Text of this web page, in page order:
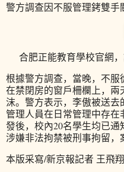
警方調查因不服管理銬雙
合肥正能教育學校官網
根據警方調查，當晚，不
在禁閉房的窗戶柵欄上，
沫。警方表示，李傲被送
管理人員在日常管理中存
發後，校內20名學生均已
涉嫌非法拘禁被刑事拘留，
本版采寫/新京報記者 王飛翔